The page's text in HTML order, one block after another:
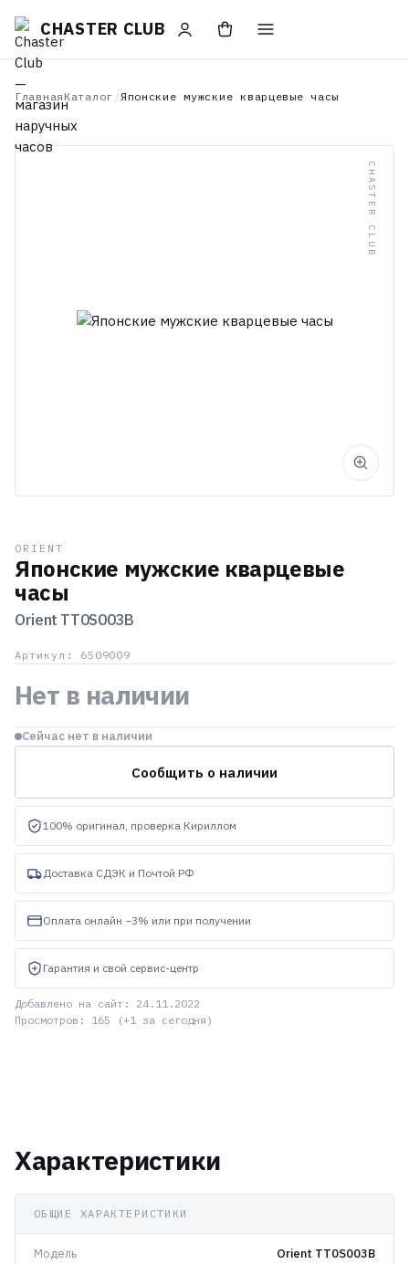
CHASTER CLUB
Главная Каталог /Японские мужские кварцевые часы
CHASTER CLUB
ORIENT
Японские мужские кварцевые
часы
Orient TT0S003B
Артикул: 6509009
Нет в наличии
Сейчас нет в наличии
Сообщить о наличии
100% оригинал, проверка Кириллом
Доставка СДЭК и Почтой РФ
Оплата онлайн −3% или при получении
Гарантия и свой сервис-центр
Добавлено на сайт: 24.11.2022
Просмотров: 165 (+1 за сегодня)
Характеристики
ОБЩИЕ ХАРАКТЕРИСТИКИ
Модель Orient TT0S003B